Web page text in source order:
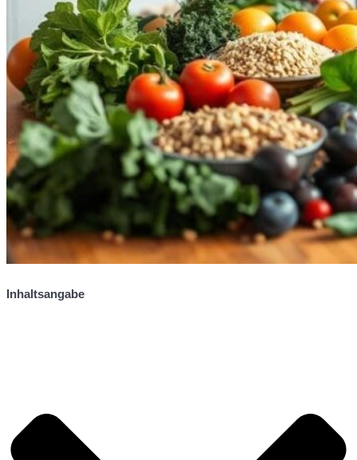
Inhaltsangabe